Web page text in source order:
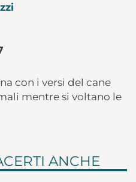
con i versi del cane
mentre si voltano le
ANCHE